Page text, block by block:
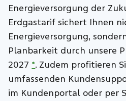
Energieversorgung der
Erdgastarif sichert Ihnen
Energieversorgung,
Planbarkeit durch unsere
2027 *. Zudem profitieren
umfassenden
im Kundenportal oder per